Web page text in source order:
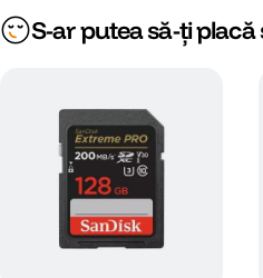
S-ar putea să-ți placă